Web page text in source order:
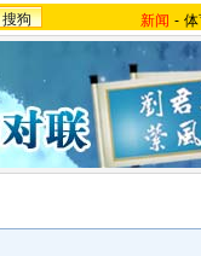
搜狗 新闻 -